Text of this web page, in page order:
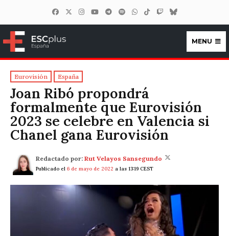
ESCplus España
MENU
Eurovisión España
Joan Ribó propondrá
formalmente que Eurovisión
2023 se celebre en Valencia si
Chanel gana Eurovisión
Redactado por: Rut Velayos Sansegundo
Publicado el 6 de mayo de 2022 a las 13:19 CEST